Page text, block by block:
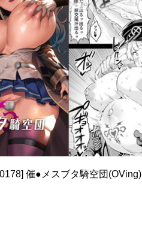
催●メスブタ騎空団(OVing)